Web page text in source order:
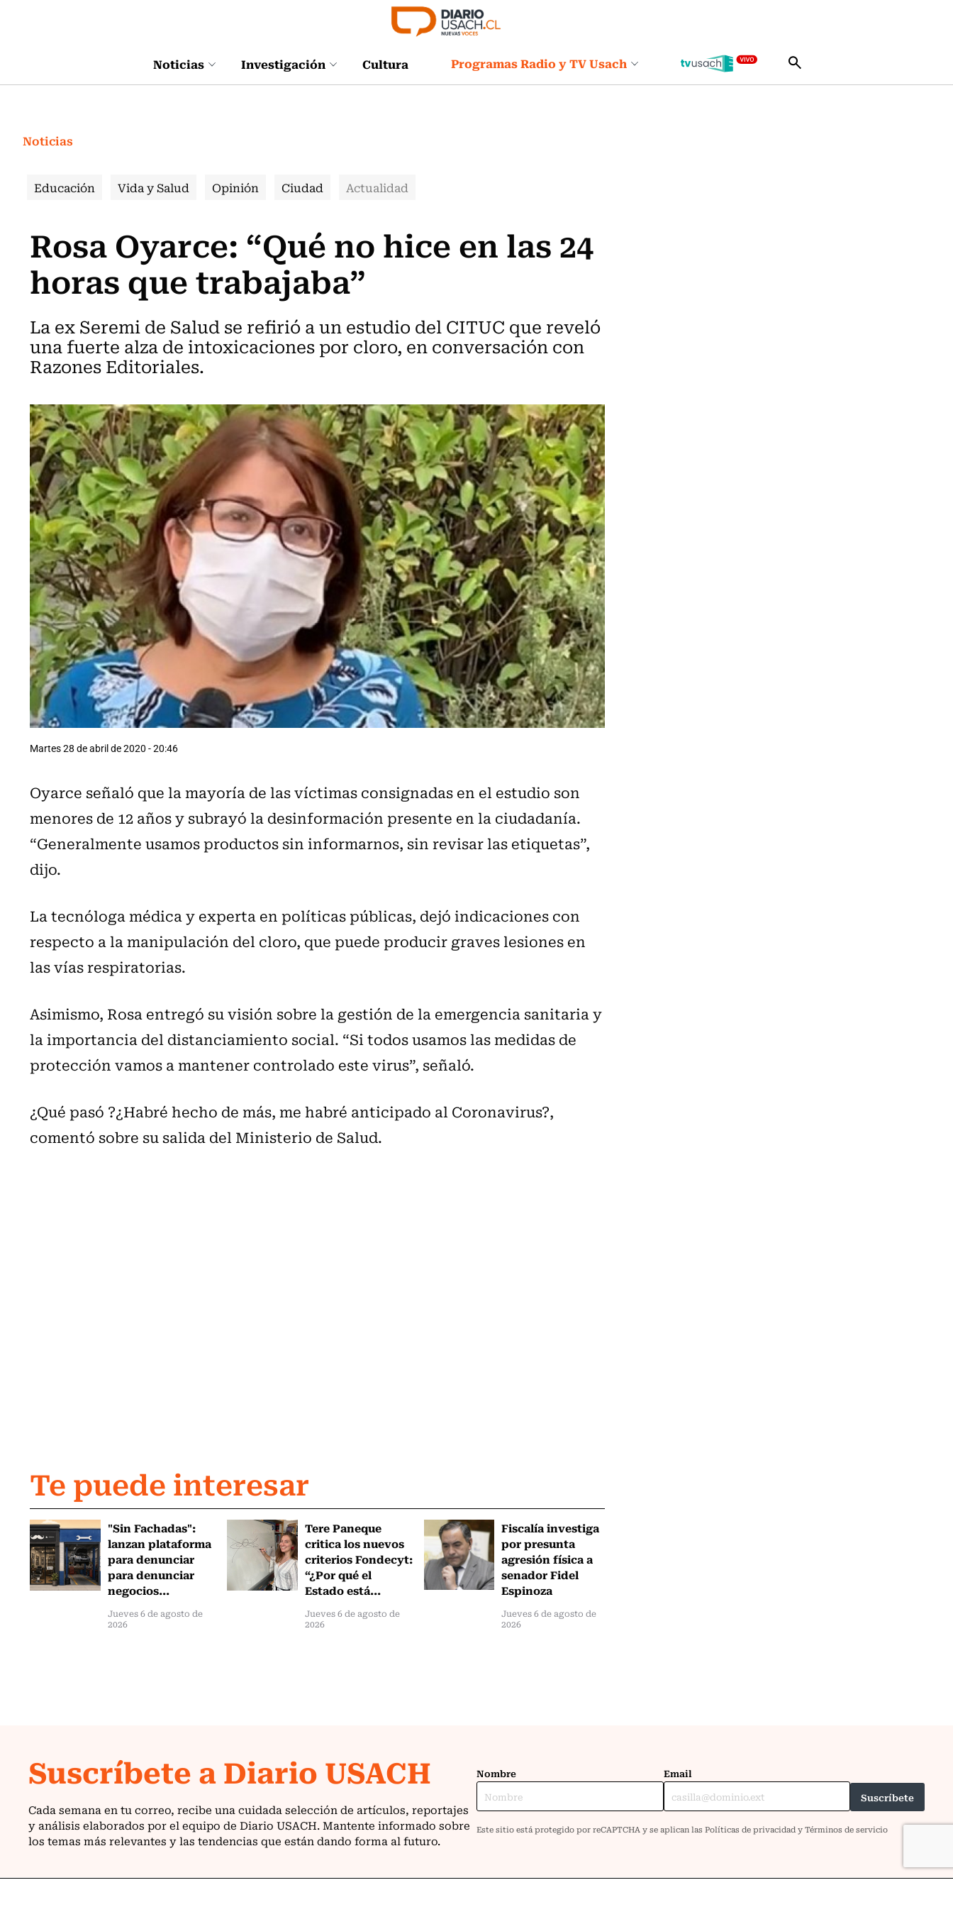
Noticias Investigación Cultura Programas Radio y TV Usach
Noticias
Educación Vida y Salud Opinión Ciudad Actualidad
Rosa Oyarce: “Qué no hice en las 24
horas que trabajaba”
La ex Seremi de Salud se refirió a un estudio del CITUC que reveló
una fuerte alza de intoxicaciones por cloro, en conversación con
Razones Editoriales.
Martes 28 de abril de 2020 - 20:46
Oyarce señaló que la mayoría de las víctimas consignadas en el estudio son
menores de 12 años y subrayó la desinformación presente en la ciudadanía.
“Generalmente usamos productos sin informarnos, sin revisar las etiquetas”,
dijo.
La tecnóloga médica y experta en políticas públicas, dejó indicaciones con
respecto a la manipulación del cloro, que puede producir graves lesiones en
las vías respiratorias.
Asimismo, Rosa entregó su visión sobre la gestión de la emergencia sanitaria y
la importancia del distanciamiento social. “Si todos usamos las medidas de
protección vamos a mantener controlado este virus”, señaló.
¿Qué pasó ?¿Habré hecho de más, me habré anticipado al Coronavirus?,
comentó sobre su salida del Ministerio de Salud.
Te puede interesar
"Sin Fachadas":
lanzan plataforma
para denunciar
para denunciar
negocios...
Jueves 6 de agosto de
2026
Tere Paneque
critica los nuevos
criterios Fondecyt:
“¿Por qué el
Estado está...
Jueves 6 de agosto de
2026
Fiscalía investiga
por presunta
agresión física a
senador Fidel
Espinoza
Jueves 6 de agosto de
2026